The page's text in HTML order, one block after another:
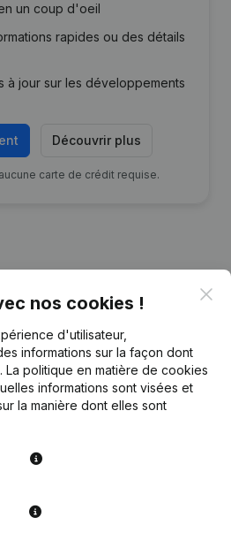
un coup d'oeil
rapides ou des détails
à jour sur les développements
Découvrir plus
carte de crédit requise.
Publication
Siège Social - Demissions -
Nominations - Statuts (Traduction,
Coordination, Autres Modifications,
Déplacement Siège Social
nos cookies !
d'utilisateur,
informations sur la façon dont
La politique en matière de cookies
informations sont visées et
la manière dont elles sont